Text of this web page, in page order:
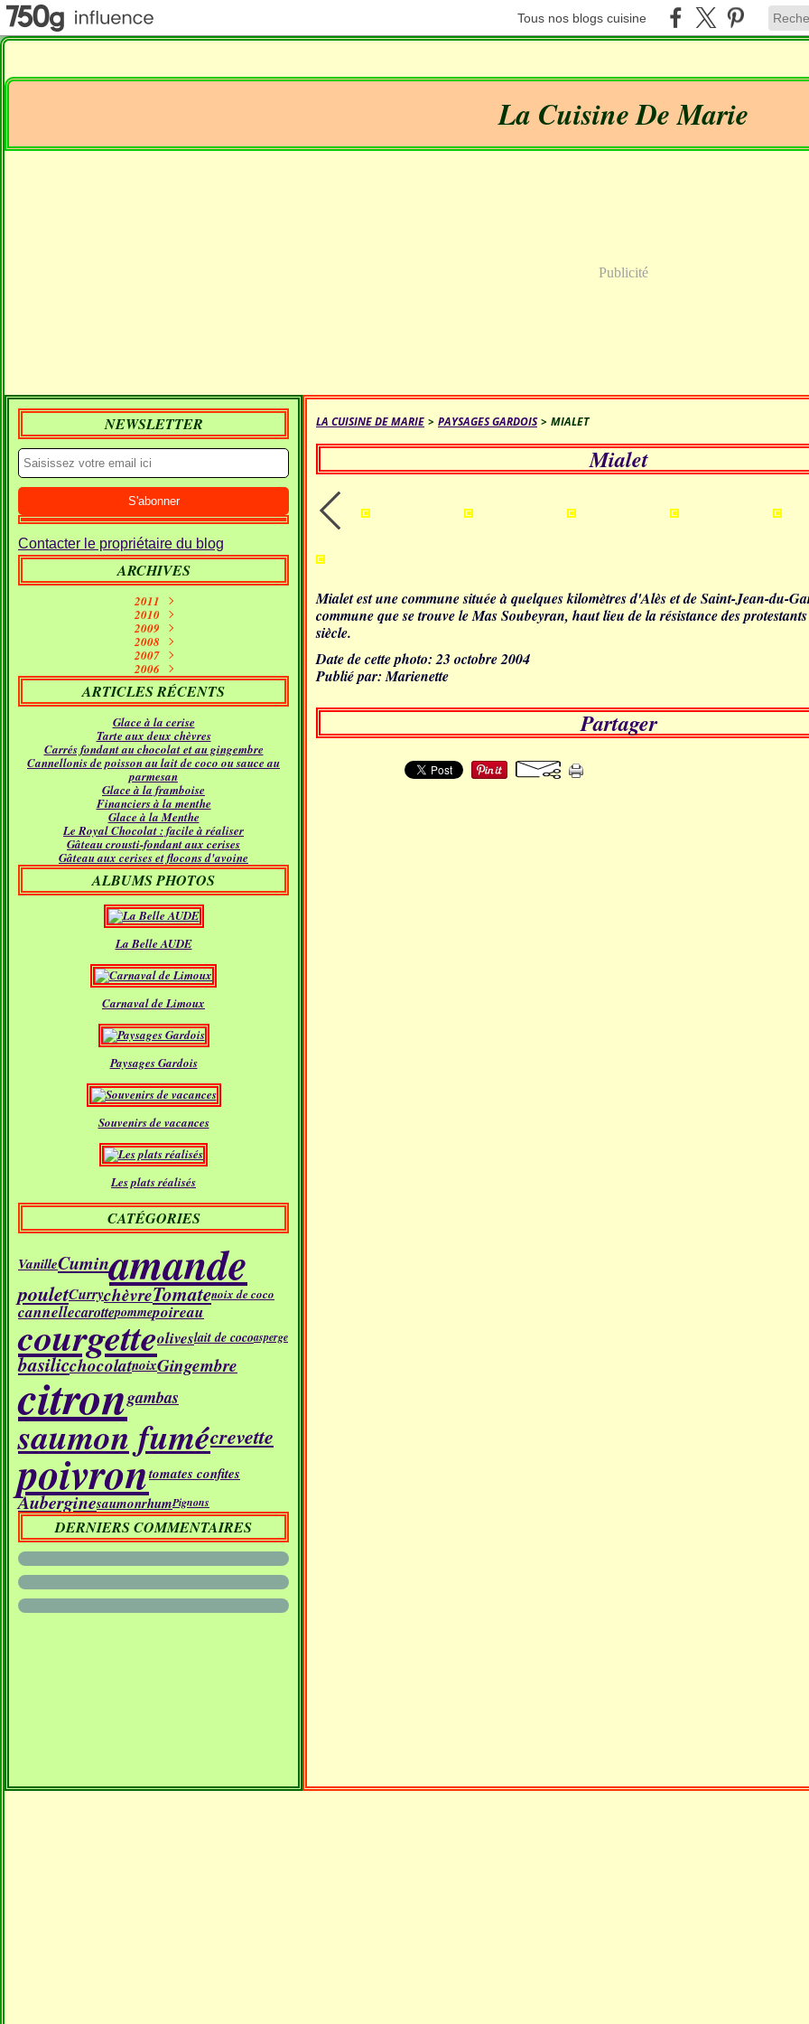
Tous nos blogs cuisine
La Cuisine De Marie
Publicité
NEWSLETTER
Contacter le propriétaire du blog
ARCHIVES
2011
Septembre
Juin (10)
Mai
(7)
Avril (7)
Mars (5)
Février(11)
Janvier(5)
2010
Janvier
2009
Décembre
Novembre
Octobre
Septembre(9)
Août(5)
Juillet(9)
Juin (12)
Mai(17)
Avril(14)
Mars(21)
Février(12)
Janvier(16)
2008
Décembre
Novembre
Octobre(16)
Septembre(18)
Août(4)
Juillet(11)
Juin(12)
Mai(16)
Avril(14)
Mars(15)
Février(11)
Janvier(21)
2007
Décembre
Novembre(26)
Octobre(24)
Septembre(31)
Août (21)
Juillet(18)
Juin(22)
Mai(24)
Avril(24)
Mars(30)
Février(23)
Janvier(18)
2006
Décembre(21)
Novembre(23)
Octobre(19)
ARTICLES RÉCENTS
Glace à la cerise
Tarte aux deux chèvres
Carrés fondant au chocolat et au gingembre
Cannellonis de poisson au lait de coco ou sauce au
parmesan
Glace à la framboise
Financiers à la menthe
Glace à la Menthe
Le Royal Chocolat : facile à réaliser
Gâteau crousti-fondant aux cerises
Gâteau aux cerises et flocons d'avoine
ALBUMS PHOTOS
La Belle AUDE
Carnaval de Limoux
Paysages Gardois
Souvenirs de vacances
Les plats réalisés
CATÉGORIES
VanilleCuminamande
pouletCurrychèvreTomatenoix de coco
cannellecarottepommepoireau
courgetteoliveslait de cocoasperge
basilicchocolatnoixGingembre
citrongambas
saumon fumécrevette
poivrontomates confites
AuberginesaumonrhumPignons
DERNIERS COMMENTAIRES
LA CUISINE DE MARIE > PAYSAGES GARDOIS > MIALET
Mialet
Mialet est une commune située à quelques kilomètres d'Alès et de Saint-Jean-du-
commune que se trouve le Mas Soubeyran, haut lieu de la résistance des
siècle.
Date de cette photo: 23 octobre 2004
Publié par: Marienette
Partager